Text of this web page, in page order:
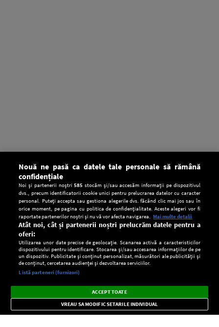
CONFIDENŢIALITATE
Setări:
Dark
Mode
Radio live, podcasturi, știri și alerte
importante.
×
Nouă ne pasă ca datele tale personale să rămână
confidențiale
Noi și partenerii noștri585 stocăm și/sau accesăm informații pe dispozitivul
dvs., precum identificatorii cookie unici pentru prelucrarea datelor cu caracter
personal. Puteți accepta sau gestiona alegerile dvs. făcând clic mai jos sau în
orice moment, pe pagina cu politica de confidențialitate. Aceste alegeri vor fi
raportate partenerilor noștri și nu vă vor afecta navigarea. Mai multe detalii
Atât noi, cât și partenerii noștri prelucrăm datele pentru a
oferi:
Utilizarea unor date precise de geolocație. Scanarea activă a caracteristicilor
dispozitivului pentru identificare. Stocarea și/sau accesarea informațiilor de pe
un dispozitiv. Publicitate și conținut personalizat, măsurători ale publicității și
de conținut, cercetarea audienței și dezvoltarea serviciilor.
Listă parteneri (furnizori)
ACCEPT TOATE
VREAU SA MODIFIC SETARILE INDIVIDUAL